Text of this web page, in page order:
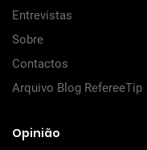
Entrevistas
Sobre
Contactos
Arquivo Blog RefereeTip
Opinião